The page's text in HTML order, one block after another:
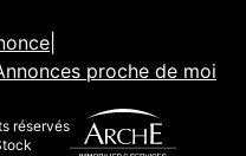
proche de moi
réservés